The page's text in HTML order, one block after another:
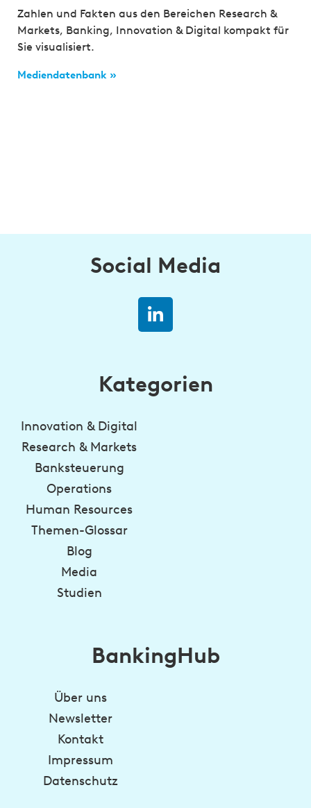
Zahlen und Fakten aus den Bereichen Research &
Markets, Banking, Innovation & Digital kompakt für
Sie visualisiert.
Mediendatenbank »
Social Media
Kategorien
Innovation & Digital
Research & Markets
Banksteuerung
Operations
Human Resources
Themen-Glossar
Blog
Media
Studien
BankingHub
Über uns
Newsletter
Kontakt
Impressum
Datenschutz